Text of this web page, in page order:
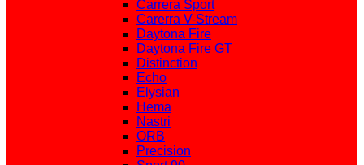
Carrera Sport
Carerra V-Stream
Daytona Fire
Daytona Fire GT
Distinction
Echo
Elysian
Hema
Nastri
ORB
Precision